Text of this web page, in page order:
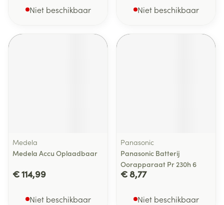
Niet beschikbaar Niet beschikbaar
Medela
Medela Accu Oplaadbaar
€ 114,99
Niet beschikbaar
Panasonic
Panasonic Batterij
Oorapparaat Pr 230h 6
€ 8,77
Niet beschikbaar